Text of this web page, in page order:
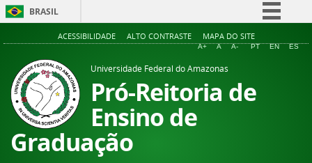
BRASIL
Simplifique!
Acesso à informação
ACESSIBILIDADE ALTO CONTRASTE MAPA DO SITE
A+ A A- PT EN ES
Universidade Federal do Amazonas
Pró-Reitoria de
Ensino de
Graduação